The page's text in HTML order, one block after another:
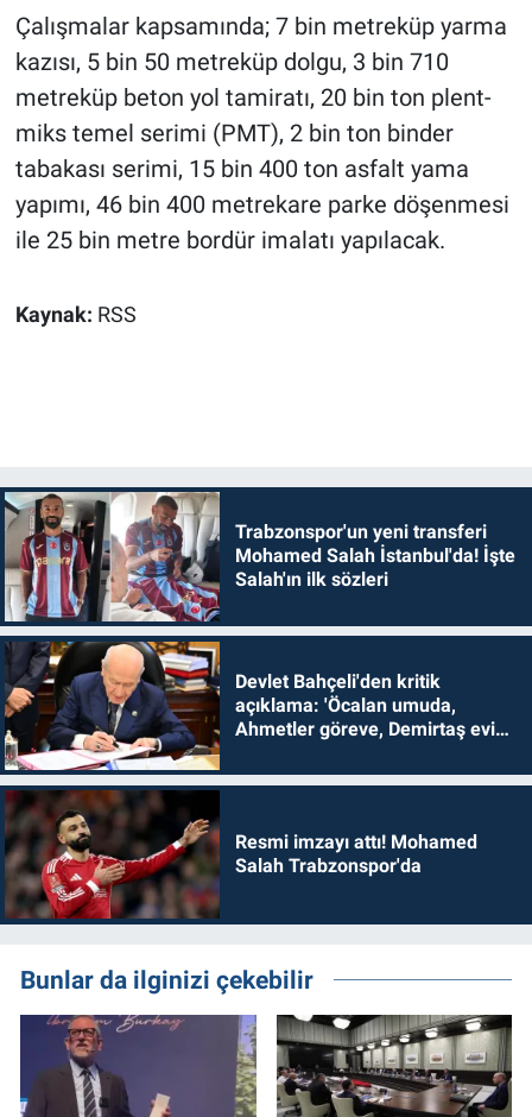
Çalışmalar kapsamında; 7 bin metreküp yarma
kazısı, 5 bin 50 metreküp dolgu, 3 bin 710
metreküp beton yol tamiratı, 20 bin ton plent-
miks temel serimi (PMT), 2 bin ton binder
tabakası serimi, 15 bin 400 ton asfalt yama
yapımı, 46 bin 400 metrekare parke döşenmesi
ile 25 bin metre bordür imalatı yapılacak.
Kaynak: RSS
Trabzonspor'un yeni transferi
Mohamed Salah İstanbul'da! İşte
Salah'ın ilk sözleri
Devlet Bahçeli'den kritik
açıklama: 'Öcalan umuda,
Ahmetler göreve, Demirtaş evine
Resmi imzayı attı! Mohamed
Salah Trabzonspor'da
Bunlar da ilginizi çekebilir